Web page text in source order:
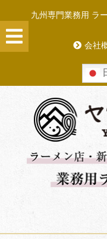
to
content
九州専門業務用 ラ
会社